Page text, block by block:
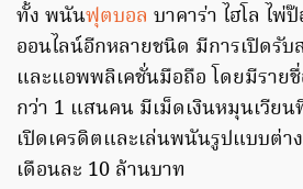
ทั้ง พนันฟุตบอล บาคาร่า ไฮโล ไพ่
ออนไลน์อีกหลายชนิด มีการเปิดรับ
และแอพพลิเคชั่นมือถือ โดยมีราย
กว่า 1 แสนคน มีเม็ดเงินหมุนเวียน
เปิดเครดิตและเล่นพนันรูปแบบต่า
เดือนละ 10 ล้านบาท